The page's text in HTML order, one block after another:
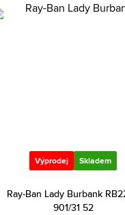
Výprodej Skladem
Ray-Ban Lady Burbank
901/31 52